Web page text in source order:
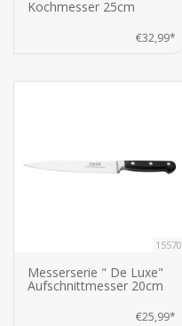
Kochmesser 25cm
€32,99*
15570
Messerserie " De Luxe"
Aufschnittmesser 20cm
€25,99*